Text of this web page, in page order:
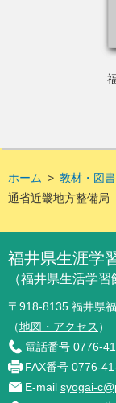
ホーム > 教材・図書
通省近畿地方整備局
福井県生涯学
（福井県生活学習
〒918-8135 福井県
（地図・アクセス ）
電話番号 0776-
FAX番号 0776-
E-mail syogai-